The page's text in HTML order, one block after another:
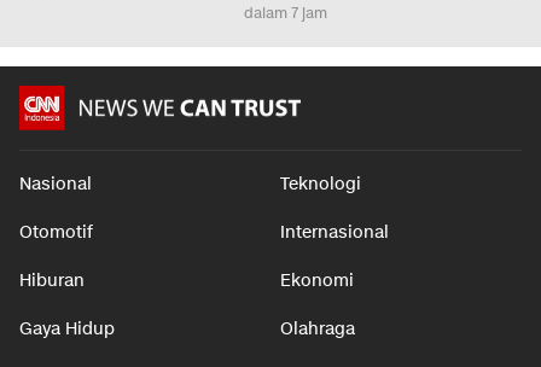
dalam 7 jam
Nasional Teknologi
Otomotif Internasional
Hiburan Ekonomi
Gaya Hidup Olahraga